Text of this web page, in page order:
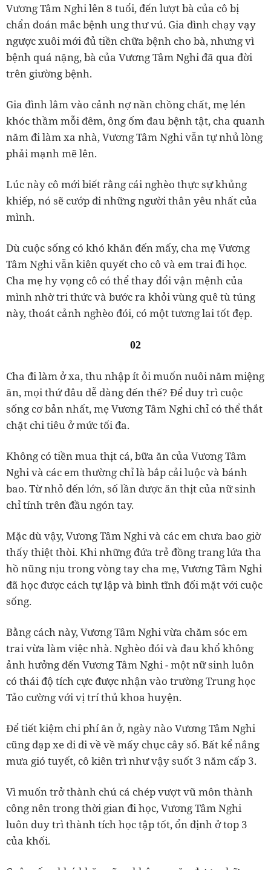
Vương Tâm Nghi lên 8 tuổi, đến lượt bà của cô bị
chẩn đoán mắc bệnh ung thư vú. Gia đình chạy vạy
ngược xuôi mới đủ tiền chữa bệnh cho bà, nhưng vì
bệnh quá nặng, bà của Vương Tâm Nghi đã qua đời
trên giường bệnh.
Gia đình lâm vào cảnh nợ nần chồng chất, mẹ lén
khóc thầm mỗi đêm, ông ốm đau bệnh tật, cha quanh
năm đi làm xa nhà, Vương Tâm Nghi vẫn tự nhủ lòng
phải mạnh mẽ lên.
Lúc này cô mới biết rằng cái nghèo thực sự khủng
khiếp, nó sẽ cướp đi những người thân yêu nhất của
mình.
Dù cuộc sống có khó khăn đến mấy, cha mẹ Vương
Tâm Nghi vẫn kiên quyết cho cô và em trai đi học.
Cha mẹ hy vọng cô có thể thay đổi vận mệnh của
mình nhờ tri thức và bước ra khỏi vùng quê tù túng
này, thoát cảnh nghèo đói, có một tương lai tốt đẹp.
02
Cha đi làm ở xa, thu nhập ít ỏi muốn nuôi năm miệng
ăn, mọi thứ đâu dễ dàng đến thế? Để duy trì cuộc
sống cơ bản nhất, mẹ Vương Tâm Nghi chỉ có thể thắt
chặt chi tiêu ở mức tối đa.
Không có tiền mua thịt cá, bữa ăn của Vương Tâm
Nghi và các em thường chỉ là bắp cải luộc và bánh
bao. Từ nhỏ đến lớn, số lần được ăn thịt của nữ sinh
chỉ tính trên đầu ngón tay.
Mặc dù vậy, Vương Tâm Nghi và các em chưa bao giờ
thấy thiệt thòi. Khi những đứa trẻ đồng trang lứa tha
hồ nũng nịu trong vòng tay cha mẹ, Vương Tâm Nghi
đã học được cách tự lập và bình tĩnh đối mặt với cuộc
sống.
Bằng cách này, Vương Tâm Nghi vừa chăm sóc em
trai vừa làm việc nhà. Nghèo đói và đau khổ không
ảnh hưởng đến Vương Tâm Nghi - một nữ sinh luôn
có thái độ tích cực được nhận vào trường Trung học
Tảo cường với vị trí thủ khoa huyện.
Để tiết kiệm chi phí ăn ở, ngày nào Vương Tâm Nghi
cũng đạp xe đi đi về về mấy chục cây số. Bất kể nắng
mưa gió tuyết, cô kiên trì như vậy suốt 3 năm cấp 3.
Vì muốn trở thành chú cá chép vượt vũ môn thành
công nên trong thời gian đi học, Vương Tâm Nghi
luôn duy trì thành tích học tập tốt, ổn định ở top 3
của khối.